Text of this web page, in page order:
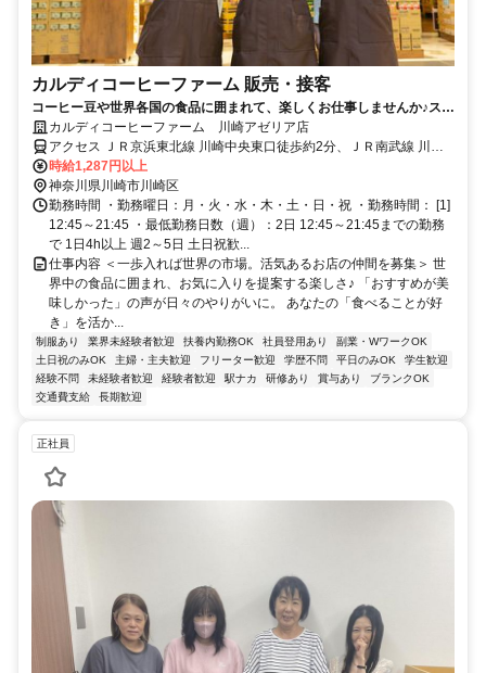
カルディコーヒーファーム 販売・接客
コーヒー豆や世界各国の食品に囲まれて、楽しくお仕事しませんか♪スタ
ッフ割引あり！未経験OK
カルディコーヒーファーム 川崎アゼリア店
アクセス ＪＲ京浜東北線 川崎中央東口徒歩約2分、ＪＲ南武線 川崎
中央東口徒歩約2分、ＪＲ東海道本線 川崎中央東口徒歩約2分
時給1,287円以上
神奈川県川崎市川崎区
勤務時間 ・勤務曜日：月・火・水・木・土・日・祝 ・勤務時間： [1]
12:45～21:45 ・最低勤務日数（週）：2日 12:45～21:45までの勤務
で 1日4h以上 週2～5日 土日祝歓...
仕事内容 ＜一歩入れば世界の市場。活気あるお店の仲間を募集＞ 世
界中の食品に囲まれ、お気に入りを提案する楽しさ♪ 「おすすめが美
味しかった」の声が日々のやりがいに。 あなたの「食べることが好
き」を活か...
制服あり 業界未経験者歓迎 扶養内勤務OK 社員登用あり
副業・WワークOK
土日祝のみOK
主婦・主夫歓迎 フリーター歓迎 学歴不問 平日のみOK
学生歓迎
経験不問
未経験者歓迎 経験者歓迎 駅ナカ 研修あり 賞与あり
ブランクOK
交通費支給
長期歓迎
正社員